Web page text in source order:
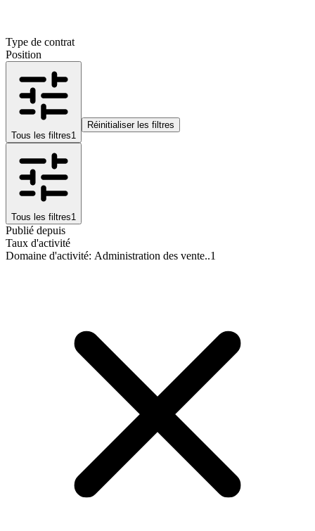
Type de contrat
Position
Tous les filtres1
Réinitialiser les filtres
Tous les filtres1
Publié depuis
Taux d'activité
Domaine d'activité: Administration des vente..1